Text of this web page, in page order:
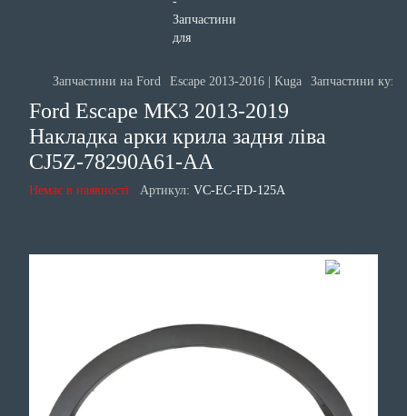
Запчастини на Ford Escape 2013-2016 | Kuga Запчастини
Ford Escape MK3 2013-2019
Накладка арки крила задня ліва
CJ5Z-78290A61-AA
Немає в наявності Артикул: VC-EC-FD-125A